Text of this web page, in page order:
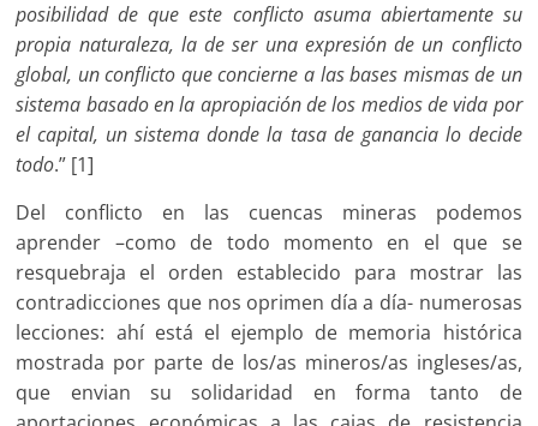
posibilidad de que este conflicto asuma abiertamente su
propia naturaleza, la de ser una expresión de un conflicto
global, un conflicto que concierne a las bases mismas de un
sistema basado en la apropiación de los medios de vida por
el capital, un sistema donde la tasa de ganancia lo decide
todo.” [1]
Del conflicto en las cuencas mineras podemos
aprender –como de todo momento en el que se
resquebraja el orden establecido para mostrar las
contradicciones que nos oprimen día a día- numerosas
lecciones: ahí está el ejemplo de memoria histórica
mostrada por parte de los/as mineros/as ingleses/as,
que envian su solidaridad en forma tanto de